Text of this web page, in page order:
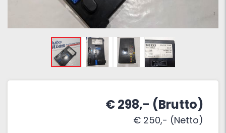
€ 298,- (Brutto)
€ 250,- (Netto)